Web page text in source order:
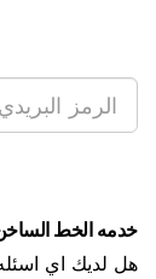
خدمه الخط
هل لديك اي